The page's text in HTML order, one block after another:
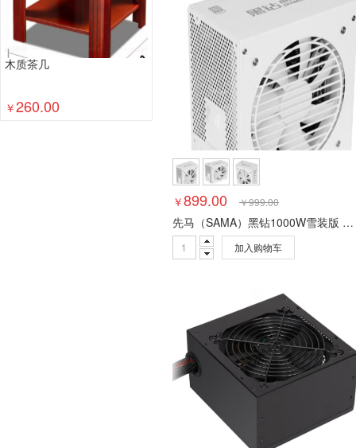
木质茶几
￥260.00
￥899.00 ￥999.00
先马（SAMA）黑钻1000W雪装版 台式电脑主机箱白色电源 80PLUS金牌/宽幅/智能温控一键启停/全模组/额定1000W
加入购物车